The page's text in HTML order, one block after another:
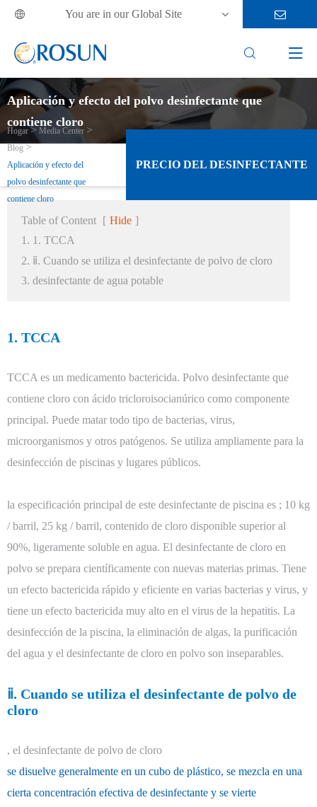
 You are in our Global Site
 
Aplicación y efecto del polvo desinfectante que
contiene cloro
Hogar
Media Center
Blog
Aplicación y efecto del
polvo desinfectante que
contiene cloro
PRECIO DEL DESINFECTANTE
Table of Content [ Hide ]
1. 1. TCCA
2. ⅱ. Cuando se utiliza el desinfectante de polvo de cloro
3. desinfectante de agua potable
1. TCCA
TCCA es un medicamento bactericida. Polvo desinfectante que
contiene cloro con ácido tricloroisocianúrico como componente
principal. Puede matar todo tipo de bacterias, virus,
microorganismos y otros patógenos. Se utiliza ampliamente para la
desinfección de piscinas y lugares públicos.
la especificación principal de este desinfectante de piscina es ; 10 kg
/ barril, 25 kg / barril, contenido de cloro disponible superior al
90%, ligeramente soluble en agua. El desinfectante de cloro en
polvo se prepara científicamente con nuevas materias primas. Tiene
un efecto bactericida rápido y eficiente en varias bacterias y virus, y
tiene un efecto bactericida muy alto en el virus de la hepatitis. La
desinfección de la piscina, la eliminación de algas, la purificación
del agua y el desinfectante de cloro en polvo son inseparables.
ⅱ. Cuando se utiliza el desinfectante de polvo de
cloro
, el desinfectante de polvo de cloro
se disuelve generalmente en un cubo de plástico, se mezcla en una
cierta concentración efectiva de desinfectante y se vierte